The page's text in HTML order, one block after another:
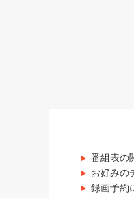
番組表の
お好みの
録画予約